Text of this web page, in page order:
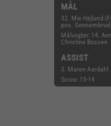
MÅL
32. Mie Højlund
pos.
Målvogter: 14.
Christine Bossen
ASSIST
3. Maren Aardahl
Score: 15-14